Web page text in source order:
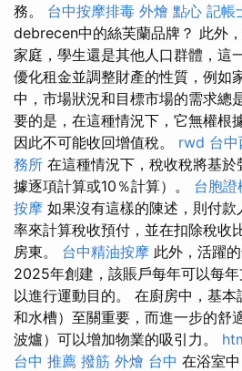
務。 台中按摩排毒 外燴 點心 記帳
debrecen中的絲芙蘭品牌？ 此外
家庭，學生還是其他人口群體，這
優化租金並調整財產的性質，例如
中，市場狀況和目標市場的需求總
要的是，在這種情況下，它無權根
因此不可能收回增值稅。 rwd 台
務所 在這種情況下，稅收稅將基
據逐項計算或10％計算）。 台胞證
按摩 如果沒有這樣的陳述，則付
率來計算稅收預付，並在扣除稅收
房東。 台中精油按摩 此外，活躍
2025年創建，該賬戶每年可以每年
以進行運動目的。 在廚房中，基
和水槽）至關重要，而進一步的舒
波爐）可以增加物業的吸引力。
台中 推薦 撥筋 外燴 台中 在浴室